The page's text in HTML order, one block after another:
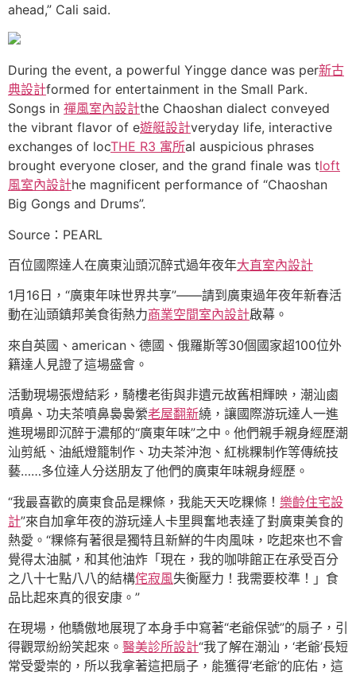
ahead,” Cali said.
During the event, a powerful Yingge dance was per新古
典設計formed for entertainment in the Small Park.
Songs in 禪風室內設計the Chaoshan dialect conveyed
the vibrant flavor of e遊艇設計veryday life, interactive
exchanges of locTHE R3 寓所al auspicious phrases
brought everyone closer, and the grand finale was tloft
風室內設計he magnificent performance of “Chaoshan
Big Gongs and Drums”.
Source：PEARL
百位國際達人在廣東汕頭沉醉式過年夜年大直室內設計
1月16日，“廣東年味世界共享”——請到廣東過年夜年新春活
動在汕頭鎮邦美食街熱力商業空間室內設計啟幕。
來自英國、american、德國、俄羅斯等30個國家超100位外
籍達人見證了這場盛會。
活動現場張燈結彩，騎樓老街與非遺元故舊相輝映，潮汕鹵
噴鼻、功夫茶噴鼻裊裊縈老屋翻新繞，讓國際游玩達人一進
進現場即沉醉于濃郁的“廣東年味”之中。他們親手親身經歷潮
汕剪紙、油紙燈籠制作、功夫茶沖泡、紅桃粿制作等傳統技
藝……多位達人分送朋友了他們的廣東年味親身經歷。
“我最喜歡的廣東食品是粿條，我能天天吃粿條！ 樂齡住宅設
計”來自加拿年夜的游玩達人卡里興奮地表達了對廣東美食的
熱愛。“粿條有著很是獨特且新鮮的牛肉風味，吃起來也不會
覺得太油膩，和其他油炸「現在，我的咖啡館正在承受百分
之八十七點八八的結構侘寂風失衡壓力！我需要校準！」食
品比起來真的很安康。”
在現場，他驕傲地展現了本身手中寫著“老爺保號”的扇子，引
得觀眾紛紛笑起來。 醫美診所設計“我了解在潮汕，‘老爺’長短
常受愛崇的，所以我拿著這把扇子，能獲得‘老爺’的庇佑，這